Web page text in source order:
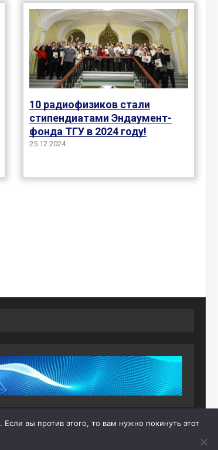
10 радиофизиков стали
стипендиатами Эндаумент-
фонда ТГУ в 2024 году!
25.12.2024
. Если вы против этого, то вам нужно покинуть этот